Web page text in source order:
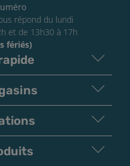
nous vous conseillons le
PG/VG de 70/30
base PG/VG de 50/50
base 100% VG
votre mélange et
des arômes. Si
recette à l’avenir, un
répond du lundi
et de 13h30 à 17h
fériés)